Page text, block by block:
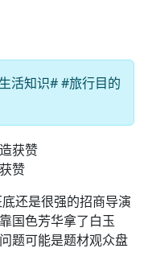
活知识# #旅行目的
赞
还是很强的招商导演
国色芳华拿了白玉
题可能是题材观众盘